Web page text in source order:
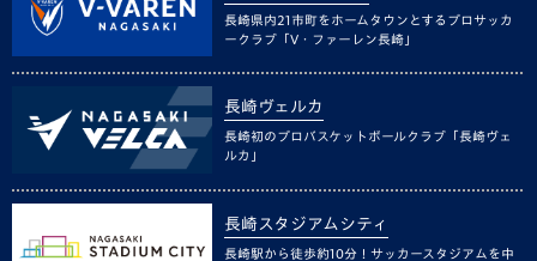
長崎県内21市町をホームタウンとするプロサッカ
ークラブ「V・ファーレン長崎」
長崎ヴェルカ
長崎初のプロバスケットボールクラブ「長崎ヴェ
ルカ」
長崎スタジアムシティ
長崎駅から徒歩約10分！サッカースタジアムを中